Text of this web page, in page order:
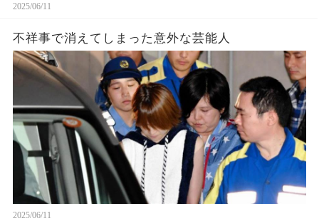
2025/06/11
不祥事で消えてしまった意外な芸能人
2025/06/11